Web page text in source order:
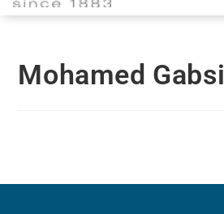
Mohamed Gabsi